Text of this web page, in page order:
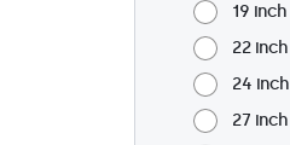
19 inch
22 inch
24 inch
27 inch